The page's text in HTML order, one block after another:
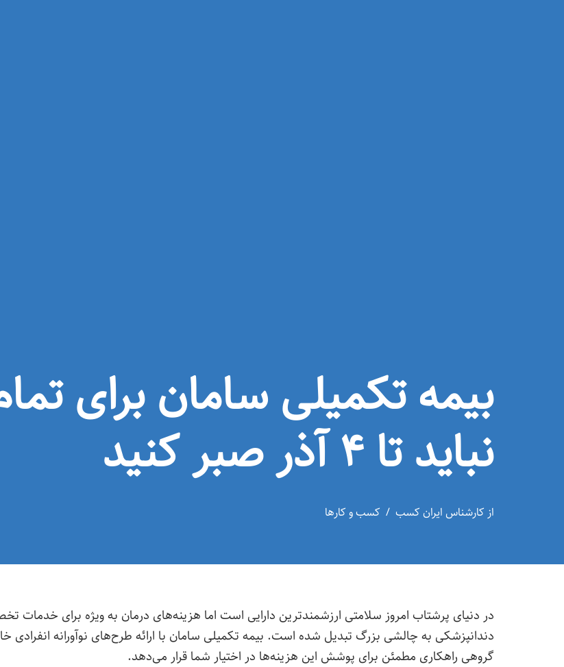
بیمه تکمیلی سامان برای
نباید تا ۴ آذر صبر کنید
از کارشناس ایران کسب کسب و کارها
در دنیای پرشتاب امروز سلامتی ارزشمندترین دارایی است اما هزینه‌های درمان به ویژه برای خدمات
دندانپزشکی به چالشی بزرگ تبدیل شده است. بیمه تکمیلی سامان با ارائه طرح‌های نوآورانه انفرادی
گروهی راهکاری مطمئن برای پوشش این هزینه‌ها در اختیار شما قرار می‌دهد.